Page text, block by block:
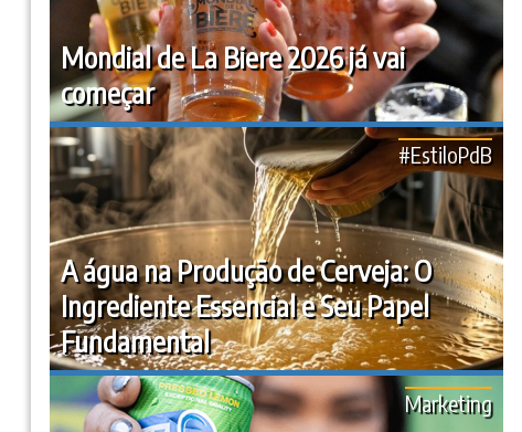
Mondial de La Biere 2026 já vai
começar
A água na Produção de Cerveja: O
Ingrediente Essencial e Seu Papel
Fundamental
#EstiloPdB
Marketing